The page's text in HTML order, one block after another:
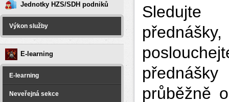
Jednotky HZS/SDH podniků
Výkon služby
E-learning
E-learning
Neveřejná sekce
Sledujte
průběžně